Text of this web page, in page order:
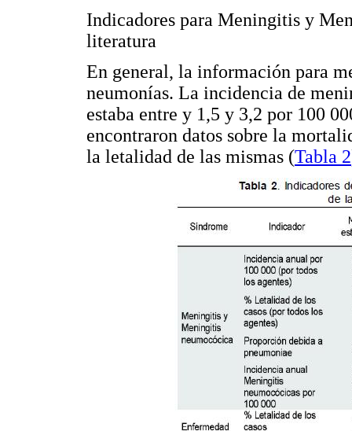
Indicadores para Meningitis y
literatura
En general, la información para
neumonías. La incidencia de
estaba entre y 1,5 y 3,2 por 100
encontraron datos sobre la
la letalidad de las mismas (Tabla 2